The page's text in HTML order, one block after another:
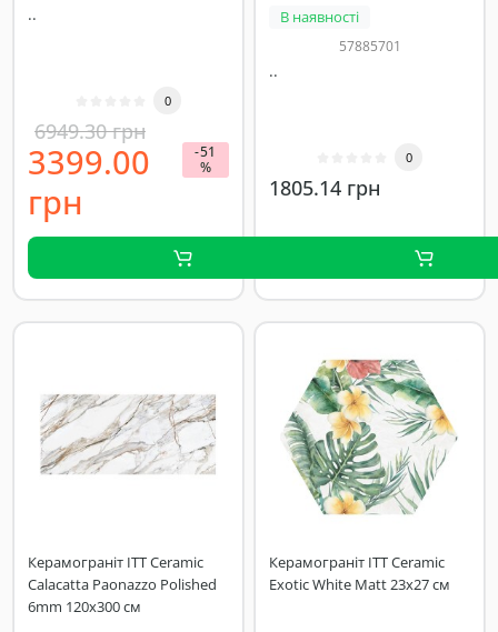
..
0
6949.30 грн
-51
%
3399.00
грн
В наявності
57885701
..
0
1805.14 грн
Керамограніт ITT Ceramic
Calacatta Paonazzo Polished
6mm 120х300 см
Керамограніт ITT Ceramic
Exotic White Matt 23x27 см